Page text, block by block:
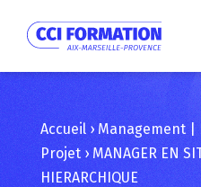
Accueil› Management |
Projet›MANAGER EN
HIERARCHIQUE